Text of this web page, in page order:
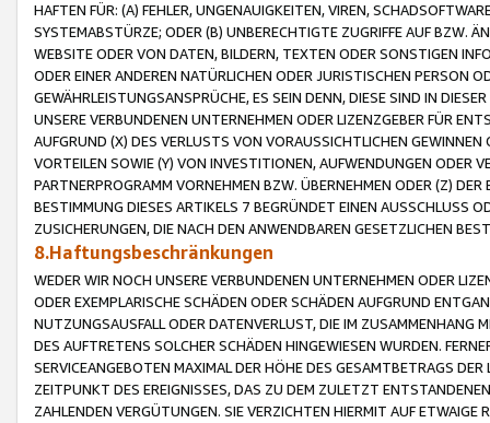
HAFTEN FÜR: (A) FEHLER, UNGENAUIGKEITEN, VIREN,
SYSTEMABSTÜRZE; ODER (B) UNBERECHTIGTE ZUGRIFFE AUF BZW.
WEBSITE ODER VON DATEN, BILDERN, TEXTEN ODER SONSTIGEN
ODER EINER ANDEREN NATÜRLICHEN ODER JURISTISCHEN PERSON
GEWÄHRLEISTUNGSANSPRÜCHE, ES SEIN DENN, DIESE SIND IN
UNSERE VERBUNDENEN UNTERNEHMEN ODER LIZENZGEBER FÜR
AUFGRUND (X) DES VERLUSTS VON VORAUSSICHTLICHEN
VORTEILEN SOWIE (Y) VON INVESTITIONEN, AUFWENDUNGEN ODER
PARTNERPROGRAMM VORNEHMEN BZW. ÜBERNEHMEN ODER (Z)
BESTIMMUNG DIESES ARTIKELS 7 BEGRÜNDET EINEN AUSSCHLUSS
ZUSICHERUNGEN, DIE NACH DEN ANWENDBAREN GESETZLICHEN
8.Haftungsbeschränkungen
WEDER WIR NOCH UNSERE VERBUNDENEN UNTERNEHMEN ODER
ODER EXEMPLARISCHE SCHÄDEN ODER SCHÄDEN AUFGRUND
NUTZUNGSAUSFALL ODER DATENVERLUST, DIE IM ZUSAMMENHANG
DES AUFTRETENS SOLCHER SCHÄDEN HINGEWIESEN WURDEN.
SERVICEANGEBOTEN MAXIMAL DER HÖHE DES GESAMTBETRAGS
ZEITPUNKT DES EREIGNISSES, DAS ZU DEM ZULETZT
ZAHLENDEN VERGÜTUNGEN. SIE VERZICHTEN HIERMIT AUF